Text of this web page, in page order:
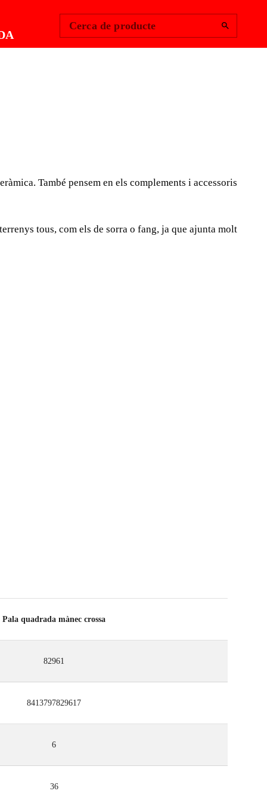
Cerca de producte
que tot col·locador professional de rajola ceràmica
També pensem en els complements i accessoris
tous, com els de sorra o fang, ja que ajunta molt
Pala quadrada mànec crossa
82961
8413797829617
6
36